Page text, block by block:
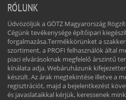
RÓLUNK
Üdvözöljük a GÖTZ Magyarország
Cégünk tevékenysége építőipari
forgalmazása.Termékkörünket a
szortiment, a PROFI felhasználók által
piaci elvárásoknak megfelelő árszintű
kínálata adja. Webáruházunk
készült. Az árak megtekintése illetve a
regisztrációt, majd a bejelentkezést
és javaslataikkal kérjük, keressenek